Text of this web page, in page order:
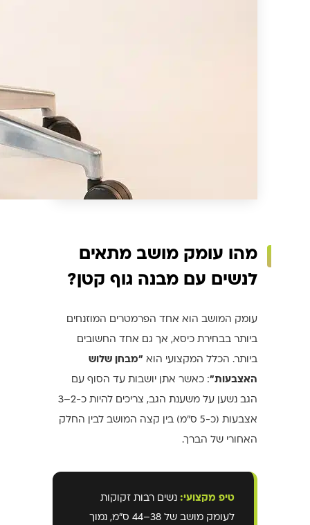
מהו עומק מושב מתאים
לנשים עם מבנה גוף קטן?
עומק המושב הוא אחד הפרמטרים המוזנחים
ביותר בבחירת כיסא, אך גם אחד החשובים
ביותר. הכלל המקצועי הוא "מבחן שלוש
האצבעות": כאשר אתן יושבות עד הסוף עם
הגב נשען על משענת הגב, צריכים להיות כ-2–3
אצבעות (כ-5 ס"מ) בין קצה המושב לבין החלק
האחורי של הברך.
טיפ מקצועי: נשים רבות זקוקות
לעומק מושב של 38–44 ס"מ, נמוך